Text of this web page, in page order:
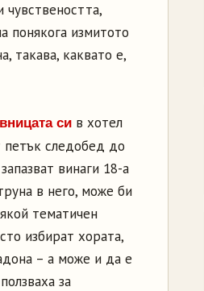
понякога измитото
такава, каквато е,
си в хотел
петък следобед до
винаги 18-а
в него, може би
тематичен
избират хората,
– а може и да е
за